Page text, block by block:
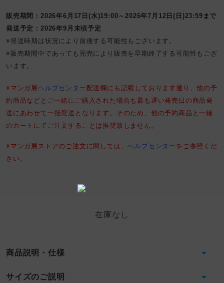
販売期間：2026年6月17日(水)19:00～2026年7月12日(日)23:59まで
発送予定：2026年9月末頃予定
※発送時期は状況により前後する可能性もございます。
※販売期間中であっても完売により販売を早期終了する可能性もござ
います。
※マンガ展ヘルプセンター 配送欄にも記載しております通り、他の予
約商品などとご一緒にご購入された場合も最も遅い発売日の商品発
送にあわせて一括発送となります。そのため、他の予約商品と一緒
のカートにてご注文することは推奨致しません。
※マンガ展ストアのご注文に関しては、ヘルプセンター をご参照くだ
さい。
在庫なし
商品説明・仕様
サイズのご説明